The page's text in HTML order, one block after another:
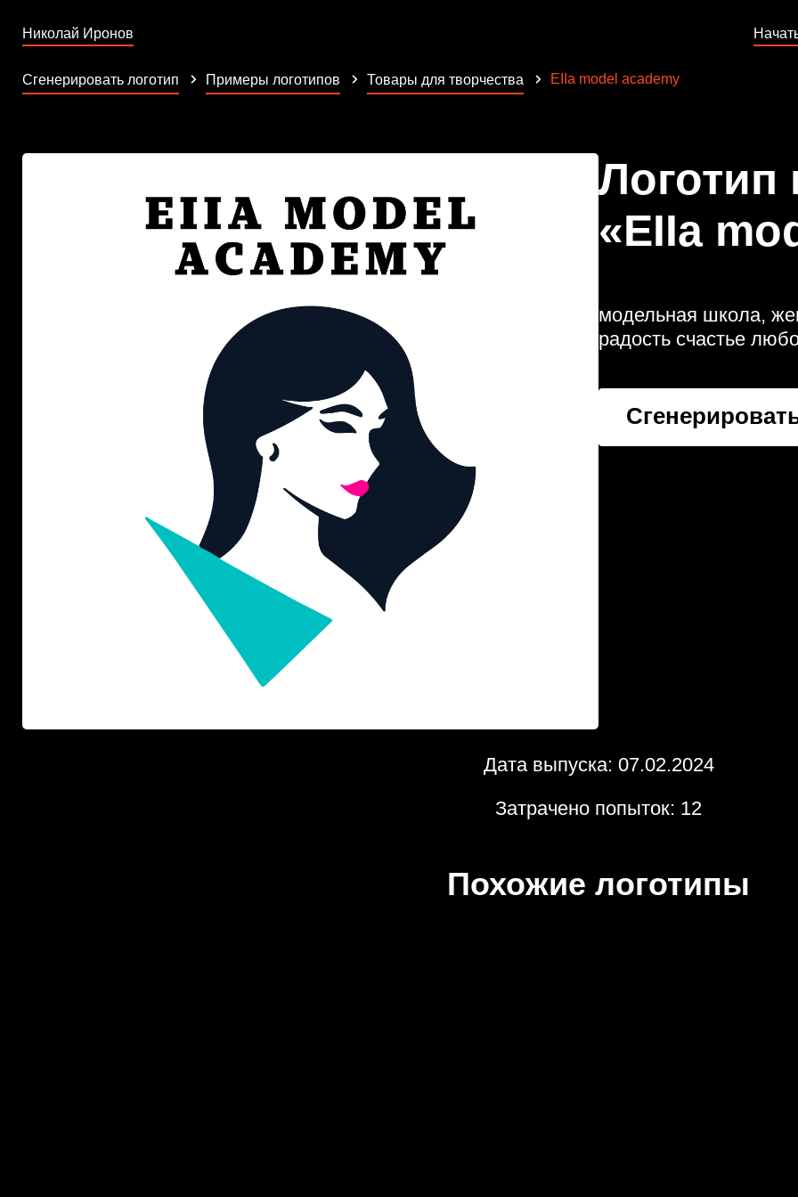
Николай Иронов
Сгенерировать логотип Примеры логотипов Товары для творчества EIIa model academy
Логотип
«EIIa
модельная школа,
радость счастье
Дата выпуска: 07.02.2024
Затрачено попыток: 12
Похожие логотипы